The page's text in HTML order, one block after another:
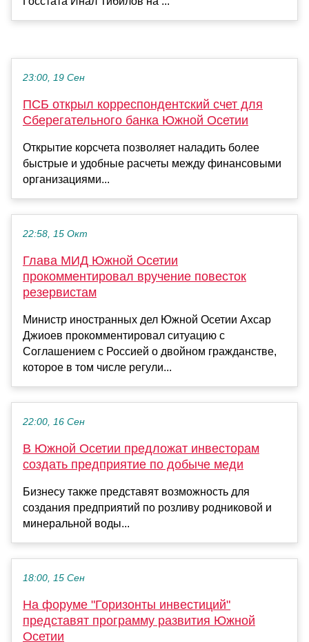
23:00, 19 Сен
ПСБ открыл корреспондентский счет для
Сберегательного банка Южной Осетии
Открытие корсчета позволяет наладить более
быстрые и удобные расчеты между финансовыми
организациями...
22:58, 15 Окт
Глава МИД Южной Осетии
прокомментировал вручение повесток
резервистам
Министр иностранных дел Южной Осетии Ахсар
Джиоев прокомментировал ситуацию с
Соглашением с Россией о двойном гражданстве,
которое в том числе регули...
22:00, 16 Сен
В Южной Осетии предложат инвесторам
создать предприятие по добыче меди
Бизнесу также представят возможность для
создания предприятий по розливу родниковой и
минеральной воды...
18:00, 15 Сен
На форуме "Горизонты инвестиций"
представят программу развития Южной
Осетии